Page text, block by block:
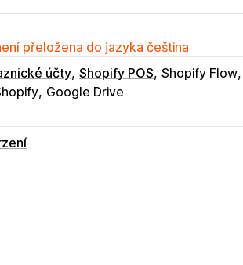
přeložena do jazyka čeština
účty Shopify POS Shopify Flow
Google Drive